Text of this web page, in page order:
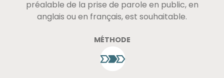
préalable de la prise de parole en public, en
anglais ou en français, est souhaitable.
MÉTHODE